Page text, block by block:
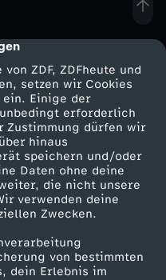
ZDF, ZDFheute und
setzen wir Cookies
ein. Einige der
erforderlich
Zustimmung dürfen wir
hinaus
speichern und/oder
Daten ohne deine
die nicht unsere
verwenden deine
Zwecken.
von bestimmten
dein Erlebnis im
Kontakt zum ZDF